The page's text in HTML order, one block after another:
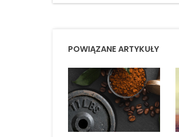
POWIĄZANE ARTYKUŁY